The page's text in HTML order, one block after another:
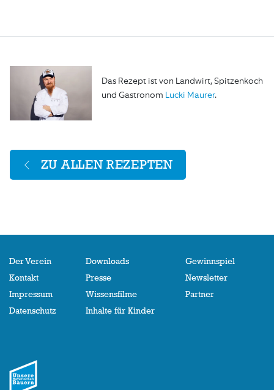
Das Rezept ist von Landwirt, Spitzenkoch
und Gastronom Lucki Maurer.
ZU ALLEN REZEPTEN
Der Verein
Kontakt
Impressum
Datenschutz
Downloads
Presse
Wissensfilme
Inhalte für Kinder
Gewinnspiel
Newsletter
Partner